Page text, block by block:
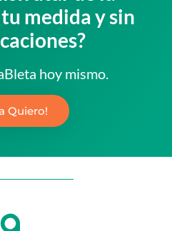
medida y sin
hoy mismo.
Quiero!